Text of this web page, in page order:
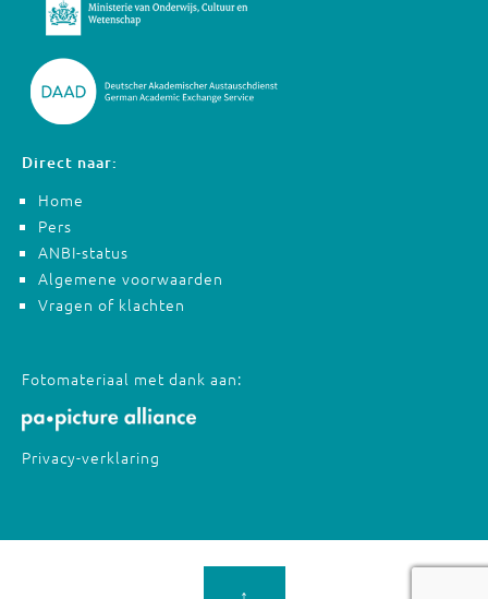
Direct naar:
Home
Pers
ANBI-status
Algemene voorwaarden
Vragen of klachten
Fotomateriaal met dank aan:
Privacy-verklaring